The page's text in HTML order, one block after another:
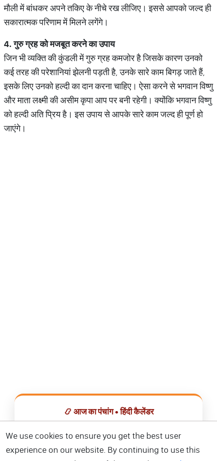
मौली में बांधकर अपने तकिए के नीचे रख लीजिए। इससे आपको जल्द ही
सकारात्मक परिणाम में मिलने लगेंगे।
4.गुरुग्रहकोमजबूतकरनेकाउपाय
जिन भी व्यक्ति की कुंडली में गुरु ग्रह कमजोर है जिसके कारण उनको
कई तरह की परेशानियां झेलनी पड़ती है, उनके सारे काम बिगड़ जाते हैं,
इसके लिए उनको हल्दी का दान करना चाहिए। ऐसा करने से भगवान विष्णु
और माता लक्ष्मी की असीम कृपा आप पर बनी रहेगी। क्योंकि भगवान विष्णु
को हल्दी अति प्रिय है। इस उपाय से आपके सारे काम जल्द ही पूर्ण हो
जाएंगे।
📿 आज का पंचांग • हिंदी कैलेंडर
📅 हिंदी कैलेंडर ऐप डाउनलोड करें
We use cookies to ensure you get the best user
experience on our website. By continuing to use this